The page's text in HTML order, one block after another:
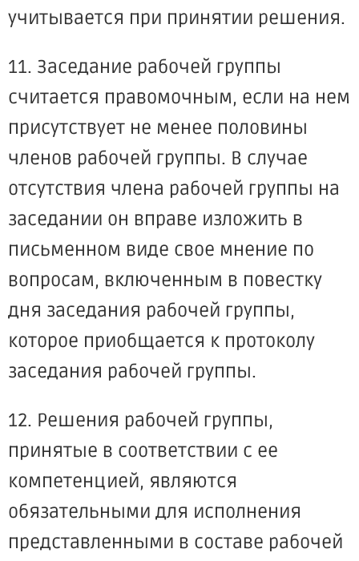
учитывается при принятии решения.
11. Заседание рабочей группы
считается правомочным, если на нем
присутствует не менее половины
членов рабочей группы. В случае
отсутствия члена рабочей группы на
заседании он вправе изложить в
письменном виде свое мнение по
вопросам, включенным в повестку
дня заседания рабочей группы,
которое приобщается к протоколу
заседания рабочей группы.
12. Решения рабочей группы,
принятые в соответствии с ее
компетенцией, являются
обязательными для исполнения
представленными в составе рабочей